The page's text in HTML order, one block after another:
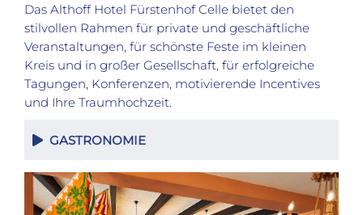
Das Althoff Hotel Fürstenhof Celle bietet den
stilvollen Rahmen für private und geschäftliche
Veranstaltungen, für schönste Feste im kleinen
Kreis und in großer Gesellschaft, für erfolgreiche
Tagungen, Konferenzen, motivierende Incentives
und Ihre Traumhochzeit.
GASTRONOMIE